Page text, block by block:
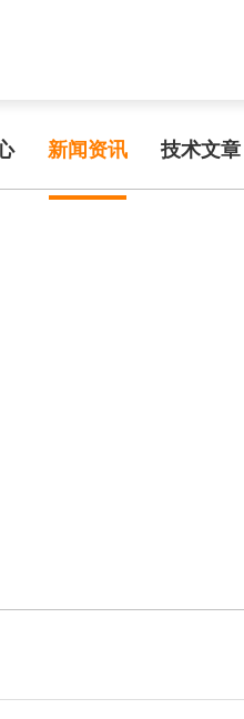
such file or directory in /
新闻资讯 技术文章